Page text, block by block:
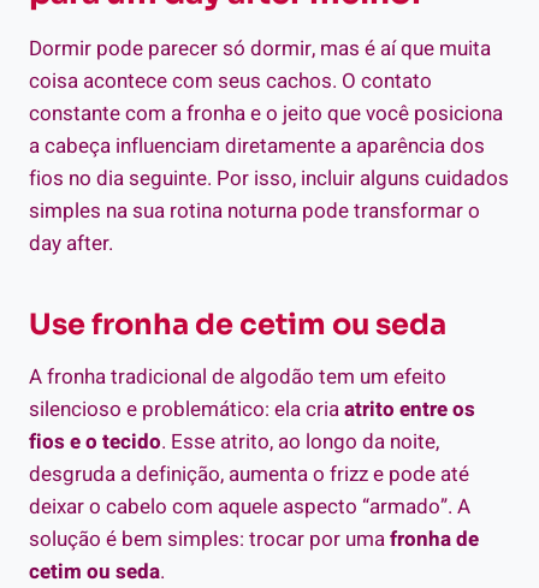
Dormir pode parecer só dormir, mas é aí que muita
coisa acontece com seus cachos. O contato
constante com a fronha e o jeito que você posiciona
a cabeça influenciam diretamente a aparência dos
fios no dia seguinte. Por isso, incluir alguns cuidados
simples na sua rotina noturna pode transformar o
day after.
Use fronha de cetim ou seda
A fronha tradicional de algodão tem um efeito
silencioso e problemático: ela criaatrito entre os
fios e o tecido. Esse atrito, ao longo da noite,
desgruda a definição, aumenta o frizz e pode até
deixar o cabelo com aquele aspecto “armado”. A
solução é bem simples: trocar por umafronha de
cetim ou seda.